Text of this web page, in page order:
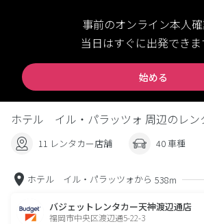
事前のオンライン本人
当日はすぐに出発でき
始める
ホテル イル・パラッツォ 周辺のレン
11 レンタカー店舗 40 車種
ホテル イル・パラッツォから 538m
バジェットレンタカー天神渡辺通店
福岡市中央区渡辺通5-22-3